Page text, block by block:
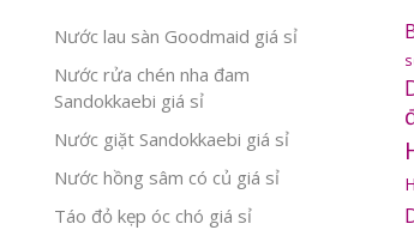
Nước lau sàn Goodmaid giá sỉ
Nước rửa chén nha đam
Sandokkaebi giá sỉ
Nước giặt Sandokkaebi giá sỉ
Nước hồng sâm có củ giá sỉ
Táo đỏ kẹp óc chó giá sỉ